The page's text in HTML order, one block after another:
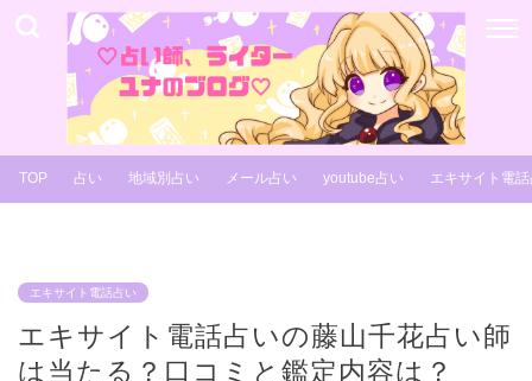
TOP 占い 地域別占い メール占い youtube占い エキサイト電
エキサイト電話占い
エキサイト電話占いの藤山千花占い師
は当たる？口コミと鑑定内容は？